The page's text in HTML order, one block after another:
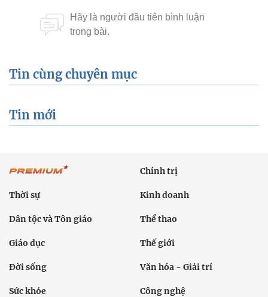
Tin cùng chuyên mục
Tin mới
Chính trị
Thời sự Kinh doanh
Dân tộc và Tôn giáo Thể thao
Giáo dục Thế giới
Đời sống Văn hóa - Giải trí
Sức khỏe Công nghệ